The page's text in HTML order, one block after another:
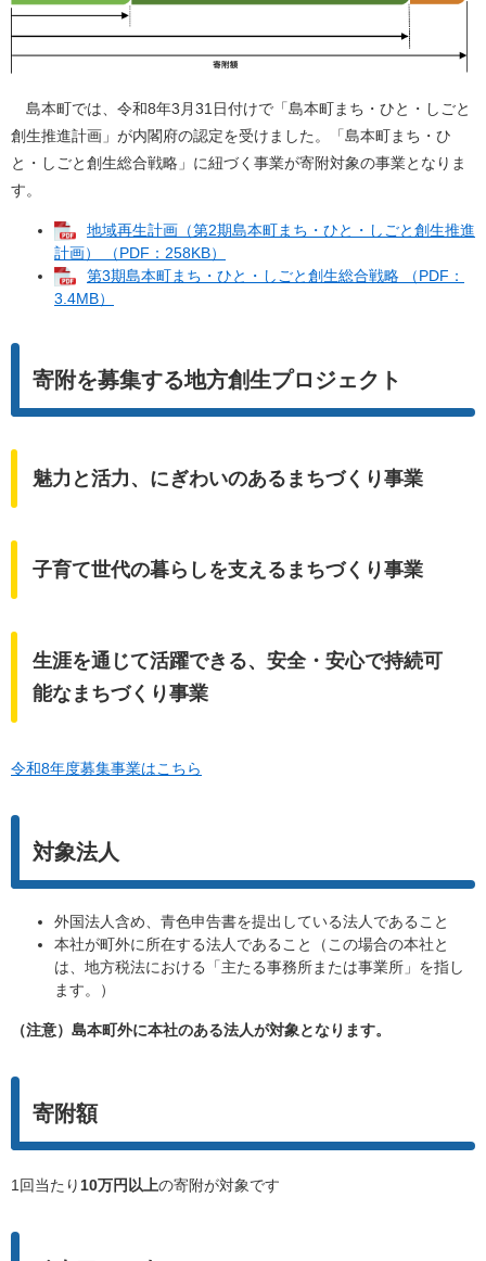
島本町では、令和8年3月31日付けで「島本町まち・ひと・しごと
創生推進計画」が内閣府の認定を受けました。「島本町まち・ひ
と・しごと創生総合戦略」に紐づく事業が寄附対象の事業となりま
す。
地域再生計画（第2期島本町まち・ひと・しごと創生推進
計画） （PDF：258KB）
第3期島本町まち・ひと・しごと創生総合戦略 （PDF：
3.4MB）
寄附を募集する地方創生プロジェクト
魅力と活力、にぎわいのあるまちづくり事業
子育て世代の暮らしを支えるまちづくり事業
生涯を通じて活躍できる、安全・安心で持続可
能なまちづくり事業
令和8年度募集事業はこちら
対象法人
外国法人含め、青色申告書を提出している法人であること
本社が町外に所在する法人であること（この場合の本社と
は、地方税法における「主たる事務所または事業所」を指し
ます。）
（注意）島本町外に本社のある法人が対象となります。
寄附額
1回当たり10万円以上の寄附が対象です